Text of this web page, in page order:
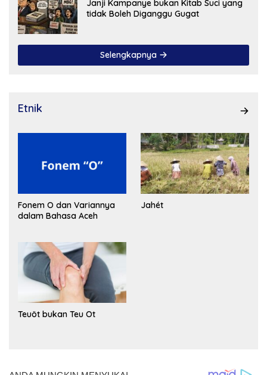
Janji Kampanye bukan Kitab Suci yang
tidak Boleh Diganggu Gugat
Selengkapnya
Etnik
Fonem O dan Variannya
dalam Bahasa Aceh
Jahét
Teuöt bukan Teu Ot